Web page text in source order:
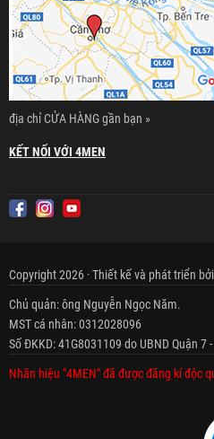
địa chỉ CỬA HÀNG gần bạn »
KẾT NỐI VỚI 4MEN
Copyright 2026 · Thiết kế và phát triển bởi
Chủ quản: ông Nguyễn Ngọc Năm.
MST cá nhân: 0312028096
Số ĐKKD: 41G8031109 do UBND Quận
Nhãn hiệu "4MEN" đã được đăng kí độc